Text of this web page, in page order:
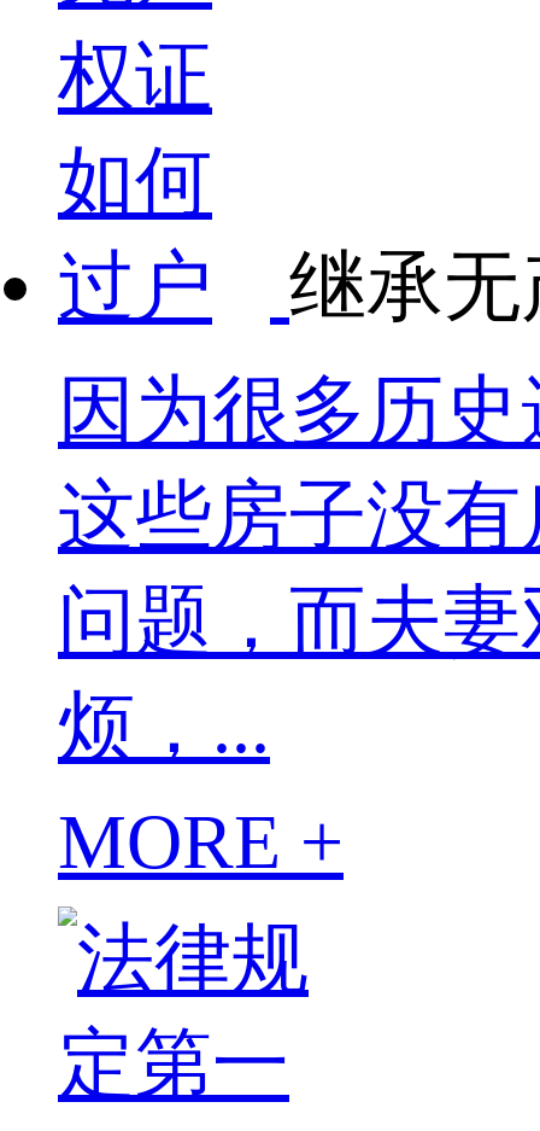
继承
因为很多历
这些房子没
问题，而夫
烦，...
MORE +